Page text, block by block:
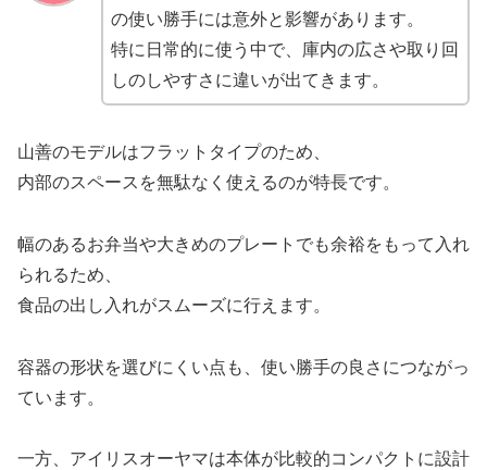
の使い勝手には意外と影響があります。
特に日常的に使う中で、庫内の広さや取り回
しのしやすさに違いが出てきます。
山善のモデルはフラットタイプのため、
内部のスペースを無駄なく使えるのが特長です。
幅のあるお弁当や大きめのプレートでも余裕をもって入れ
られるため、
食品の出し入れがスムーズに行えます。
容器の形状を選びにくい点も、使い勝手の良さにつながっ
ています。
一方、アイリスオーヤマは本体が比較的コンパクトに設計